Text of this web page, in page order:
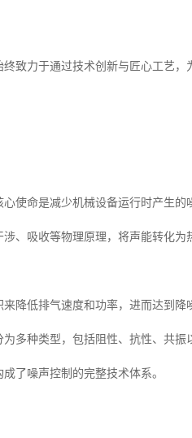
致力于通过技术创新与匠心工艺
使命是减少机械设备运行时产生的
、吸收等物理原理，将声能转化为
降低排气速度和功率，进而达到降
多种类型，包括阻性、抗性、共振
了噪声控制的完整技术体系。